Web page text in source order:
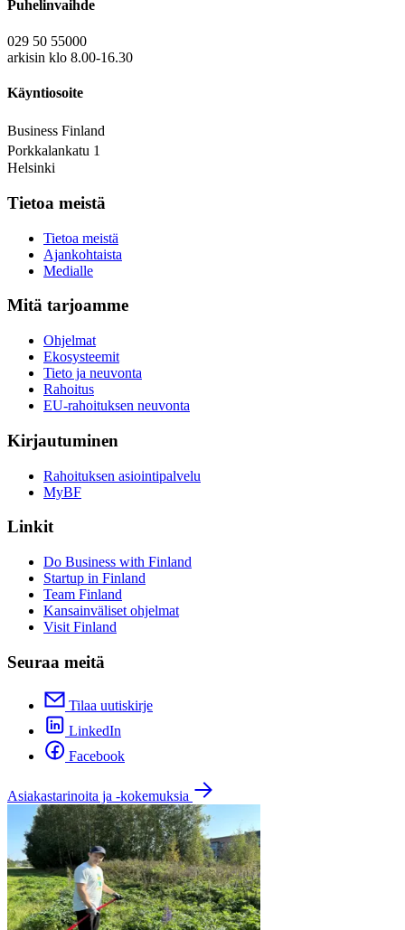
Puhelinvaihde
029 50 55000
arkisin klo 8.00-16.30
Käyntiosoite
Business Finland
Porkkalankatu 1
Helsinki
Tietoa meistä
Tietoa meistä
Ajankohtaista
Medialle
Mitä tarjoamme
Ohjelmat
Ekosysteemit
Tieto ja neuvonta
Rahoitus
EU-rahoituksen neuvonta
Kirjautuminen
Rahoituksen asiointipalvelu
MyBF
Linkit
Do Business with Finland
Startup in Finland
Team Finland
Kansainväliset ohjelmat
Visit Finland
Seuraa meitä
Tilaa uutiskirje
LinkedIn
Facebook
Asiakastarinoita ja -kokemuksia